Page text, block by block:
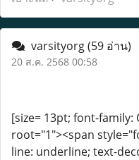
varsityorg(59 อ่าน)
20 ส.ค. 2568 00:58
[size= 13pt; font-family:
root="1"><span
line: underline; text-